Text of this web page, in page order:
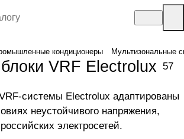
кондиционеры Мультизональные
VRF Electrolux 57
системы Electrolux адаптированы
неустойчивого напряжения,
электросетей.